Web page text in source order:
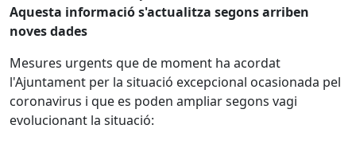
Aquesta informació s'actualitza segons arriben
noves dades
Mesures urgents que de moment ha acordat
l'Ajuntament per la situació excepcional ocasionada pel
coronavirus i que es poden ampliar segons vagi
evolucionant la situació: